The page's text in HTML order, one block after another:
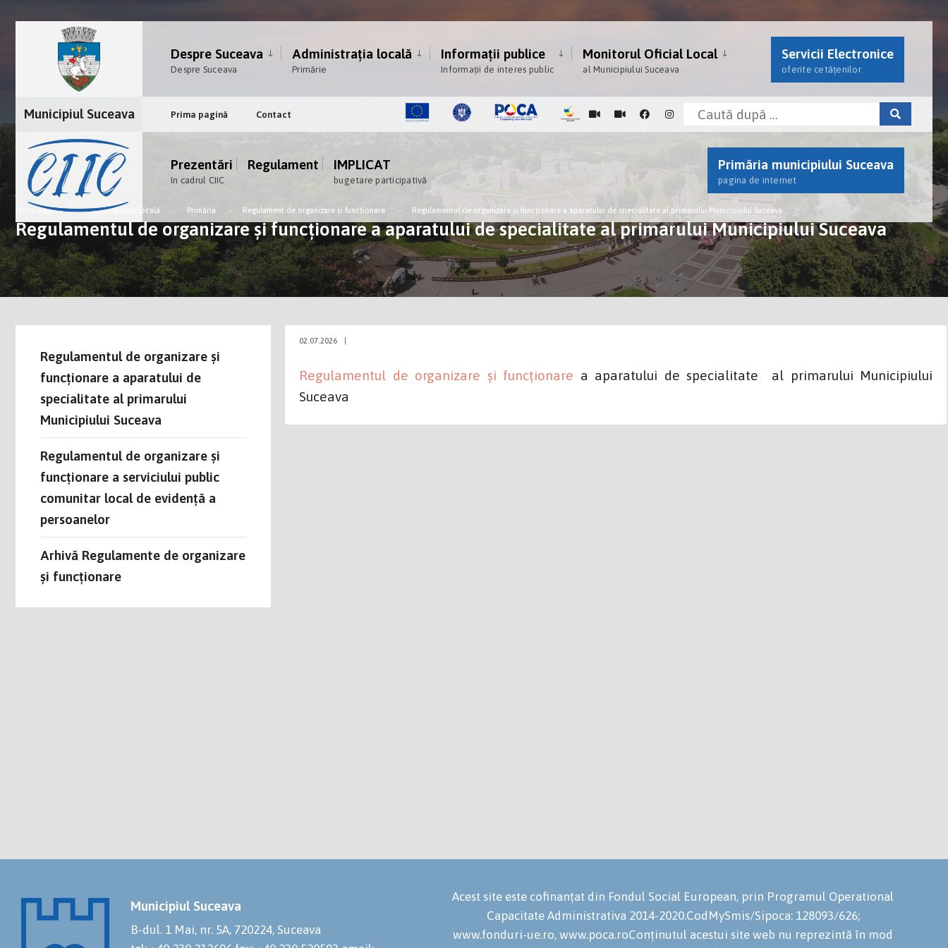
Despre Suceava
Despre Suceava
Administrația locală
Primărie
Informații publice
Informații de interes public
Monitorul Oficial Local
al Municipiului Suceava
Servicii Electronice
oferite cetățenilor
Municipiul Suceava Prima pagină Contact
Prezentări
în cadrul CIIC
Regulament IMPLICAT
bugetare participativă
Primăria municipiului Suceava
pagina de internet
Prima pagină Administrația locală Primăria Regulament de organizare și funcționare Regulamentul de organizare și funcționare a aparatului de specialitate al primarului Municipiului Suceava
Regulamentul de organizare și funcționare a aparatului de specialitate al primarului Municipiului Suceava
02.07.2026
Regulamentul de organizare și funcționare a aparatului de specialitate al primarului Municipiului
Suceava
Regulamentul de organizare și
funcționare a aparatului de
specialitate al primarului
Municipiului Suceava
Regulamentul de organizare și
funcționare a serviciului public
comunitar local de evidență a
persoanelor
Arhivă Regulamente de organizare
și funcționare
Municipiul Suceava
B-dul. 1 Mai, nr. 5A, 720224, Suceava
Acest site este cofinanțat din Fondul Social European, prin Programul Operational
Capacitate Administrativa 2014-2020.CodMySmis/Sipoca: 128093/626;
www.fonduri-ue.ro, www.poca.roConținutul acestui site web nu reprezintă în mod